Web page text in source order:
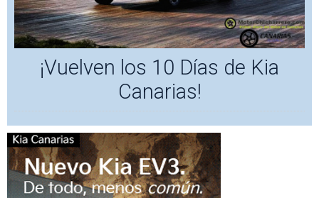
¡Vuelven los 10 Días de Kia
Canarias!